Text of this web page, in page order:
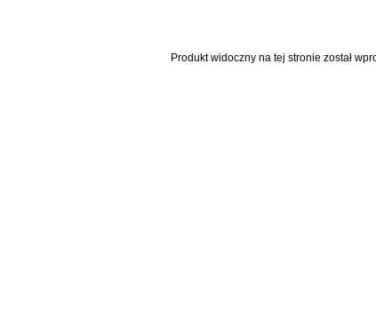
Produkt widoczny na tej stronie został